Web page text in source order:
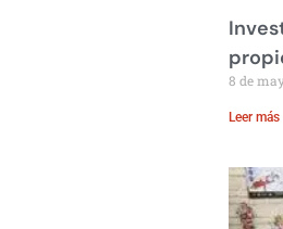
8 de
Leer más